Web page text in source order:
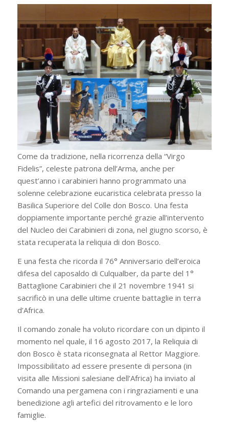
Come da tradizione, nella ricorrenza della “Virgo
Fidelis”, celeste patrona dell’Arma, anche per
quest’anno i carabinieri hanno programmato una
solenne celebrazione eucaristica celebrata presso la
Basilica Superiore del Colle don Bosco. Una festa
doppiamente importante perché grazie all’intervento
del Nucleo dei Carabinieri di zona, nel giugno scorso, è
stata recuperata la reliquia di don Bosco.
E una festa che ricorda il 76° Anniversario dell’eroica
difesa del caposaldo di Culqualber, da parte del 1°
Battaglione Carabinieri che il 21 novembre 1941 si
sacrificò in una delle ultime cruente battaglie in terra
d’Africa.
Il comando zonale ha voluto ricordare con un dipinto il
momento nel quale, il 16 agosto 2017, la Reliquia di
don Bosco è stata riconsegnata al Rettor Maggiore.
Impossibilitato ad essere presente di persona (in
visita alle Missioni salesiane dell’Africa) ha inviato al
Comando una pergamena con i ringraziamenti e una
benedizione agli artefici del ritrovamento e le loro
famiglie.